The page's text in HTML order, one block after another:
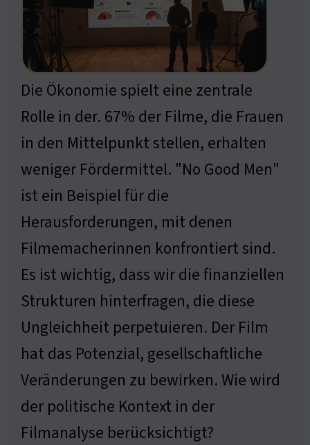
Die Ökonomie spielt eine zentrale
Rolle in der. 67% der Filme, die Frauen
in den Mittelpunkt stellen, erhalten
weniger Fördermittel. "No Good Men"
ist ein Beispiel für die
Herausforderungen, mit denen
Filmemacherinnen konfrontiert sind.
Es ist wichtig, dass wir die finanziellen
Strukturen hinterfragen, die diese
Ungleichheit perpetuieren. Der Film
hat das Potenzial, gesellschaftliche
Veränderungen zu bewirken. Wie wird
der politische Kontext in der
Filmanalyse berücksichtigt?